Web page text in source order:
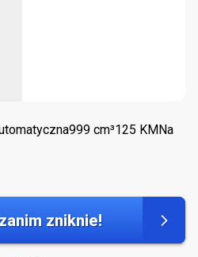
999 cm³125 KM Na
zniknie!